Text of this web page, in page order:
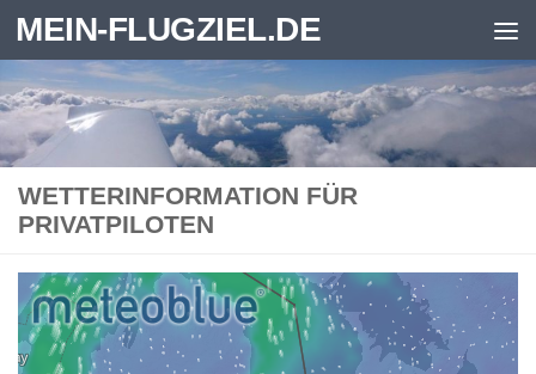
Zum Inhalt springen
MEIN-FLUGZIEL.DE
WETTERINFORMATION FÜR
PRIVATPILOTEN